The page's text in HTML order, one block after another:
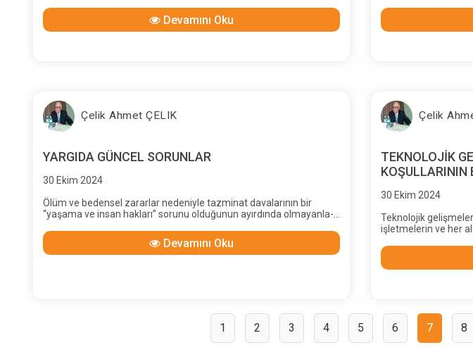
Devamını Oku
3-6 maddeleriyle
Çelik Ahmet ÇELIK
YARGIDA GÜNCEL SORUNLAR
30 Ekim 2024
Ölüm ve bedensel zararlar nedeniyle tazminat davalarının bir
“yaşama ve insan hakları” sorunu olduğunun ayırdında olmayanla-
edinmiş kişilerin, hukukun evrensel kurallarına, Anayasa’ya, taz-
minat davalarında özel yasa olan Borçlar Yasası hükümlerine ve
Devamını Oku
Çelik
TEKNOLOJİK
KOŞULLARININ
30 Ekim 2024
Teknolojik
işletmelerin ve her
konuları
1 2 3 4 5 6 7 8